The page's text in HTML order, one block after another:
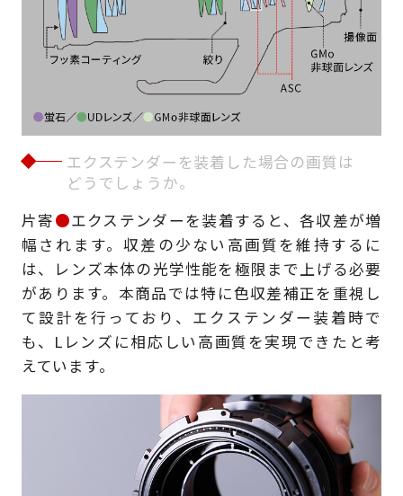
エクステンダーを装着した場合の画質は
どうでしょうか。
片寄●エクステンダーを装着すると、各収差が増
幅されます。収差の少ない高画質を維持するに
は、レンズ本体の光学性能を極限まで上げる必要
があります。本商品では特に色収差補正を重視し
て設計を行っており、エクステンダー装着時で
も、Lレンズに相応しい高画質を実現できたと考
えています。